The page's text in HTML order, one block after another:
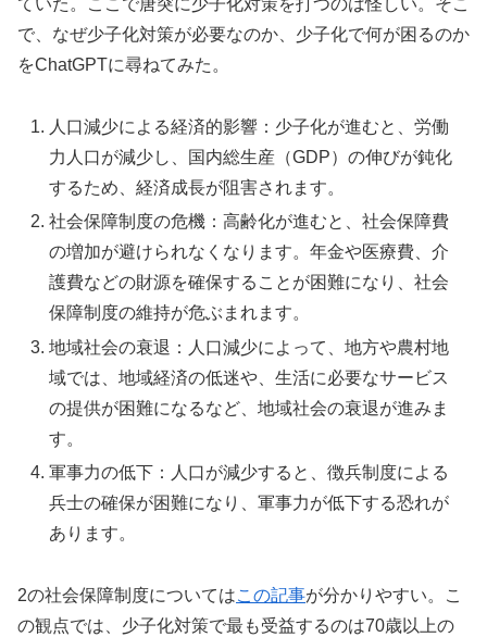
ていた。ここで唐突に少子化対策を打つのは怪しい。そこ
で、なぜ少子化対策が必要なのか、少子化で何が困るのか
をChatGPTに尋ねてみた。
人口減少による経済的影響：少子化が進むと、労働
力人口が減少し、国内総生産（GDP）の伸びが鈍化
するため、経済成長が阻害されます。
社会保障制度の危機：高齢化が進むと、社会保障費
の増加が避けられなくなります。年金や医療費、介
護費などの財源を確保することが困難になり、社会
保障制度の維持が危ぶまれます。
地域社会の衰退：人口減少によって、地方や農村地
域では、地域経済の低迷や、生活に必要なサービス
の提供が困難になるなど、地域社会の衰退が進みま
す。
軍事力の低下：人口が減少すると、徴兵制度による
兵士の確保が困難になり、軍事力が低下する恐れが
あります。
2の社会保障制度についてはこの記事が分かりやすい。こ
の観点では、少子化対策で最も受益するのは70歳以上の